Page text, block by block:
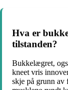
Hva er
tilstanden?
Bukkelægret,
kneet vris
skje på grunn av